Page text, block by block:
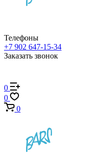
Телефоны
+7 902 647-15-34
Заказать звонок
0
0
0